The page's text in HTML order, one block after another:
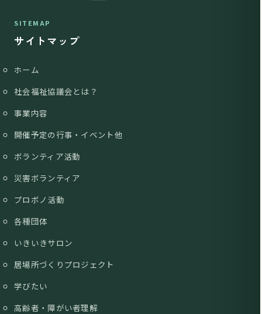
SITEMAP
サイトマップ
ホーム
社会福祉協議会とは？
事業内容
開催予定の行事・イベント他
ボランティア活動
災害ボランティア
プロボノ活動
各種団体
いきいきサロン
居場所づくりプロジェクト
学びたい
高齢者・障がい者理解